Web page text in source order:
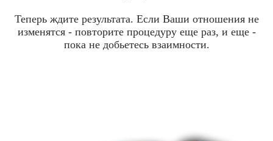
Теперь ждите результата. Если Ваши отношения не
изменятся - повторите процедуру еще раз, и еще -
пока не добьетесь взаимности.